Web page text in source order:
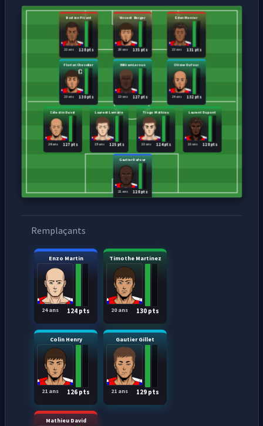
Gautier Dufour
128 pts
21 ans
Célestin Duval
127 pts
26 ans
Laurent Lemaire
125 pts
25 ans
Tiago Mathieu
124 pts
23 ans
Laurent Dupont
128 pts
23 ans
Florian Chevalier
130 pts
23 ans
William Leroux
127 pts
23 ans
Olivier Dufour
132 pts
24 ans
Bastien Picard
128 pts
22 ans
Vincent Berger
135 pts
20 ans
Eden Mercier
131 pts
23 ans
Remplaçants
Enzo Martin
124 pts
24 ans
Timothe Martinez
130 pts
20 ans
Colin Henry
126 pts
21 ans
Gautier Gillet
129 pts
21 ans
Mathieu David